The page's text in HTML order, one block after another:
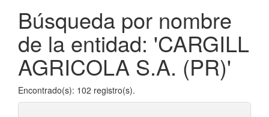
Búsqueda por nombre
de la entidad: 'CARGILL
AGRICOLA S.A. (PR)'
Encontrado(s): 102 registro(s).